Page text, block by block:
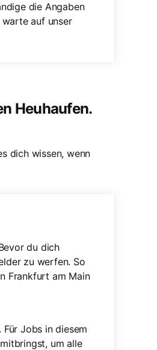
die Angaben
warte auf unser
Heuhaufen.
dich wissen, wenn
du dich
zu werfen. So
Frankfurt am Main
Jobs in diesem
um alle